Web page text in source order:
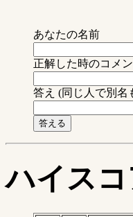
あなたの名前
正解した時のコメン
答え (同じ人で別
ハイス